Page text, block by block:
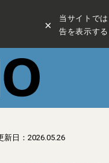
×
当サイトで
告を表示す
新日：2026.05.26